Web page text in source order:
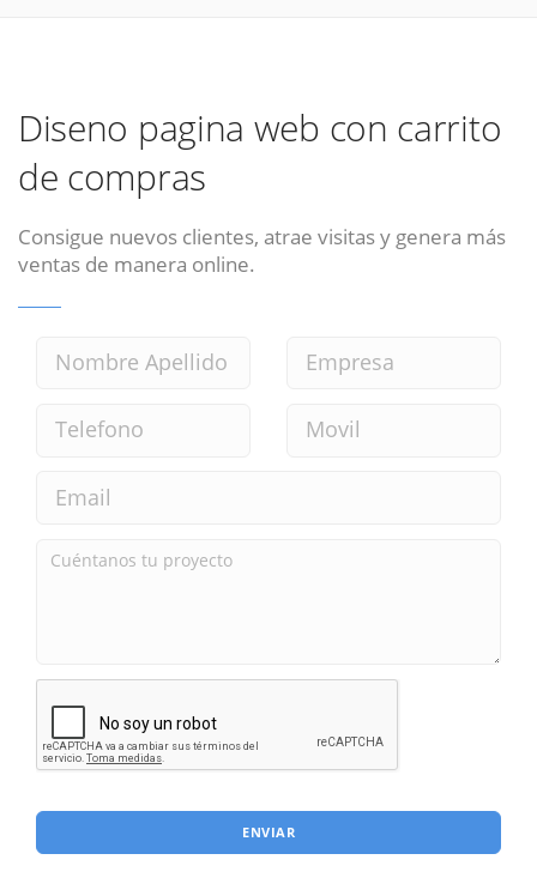
Diseno pagina web con carrito
de compras
Consigue nuevos clientes, atrae visitas y genera más
ventas de manera online.
ENVIAR